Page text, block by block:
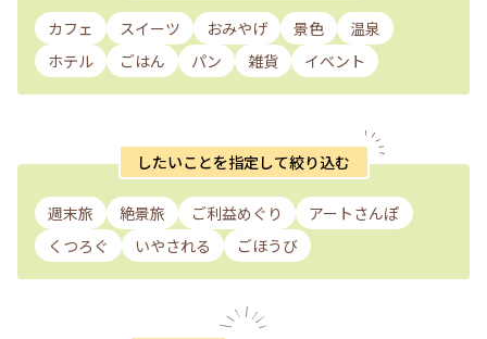
カフェ スイーツ おみやげ 景色
温泉
ホテル
ごはん パン 雑貨 イベント
したいことを指定して絞り込む
週末旅 絶景旅 ご利益めぐり
アートさんぽ
くつろぐ
いやされる ごほうび